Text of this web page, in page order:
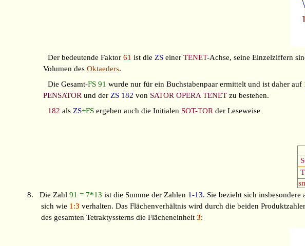
Der bedeutende Faktor61 ist die ZS einerTENET-Achse, seine Einzelziffern
Volumen des Oktaeders.
Die Gesamt-FS 91 wurde nur für ein Buchstabenpaar ermittelt und ist daher auf
PENSATOR und der ZS 182 von SATOR OPERA TENETzu bestehen.
182 als ZS+FS ergeben auch die Initialen SOT-TOR der Leseweise
8.
Die Zahl91 = 7*13 ist die Summe der Zahlen 1-13. Sie bezieht sich insbesondere
sich wie 1 :3 verhalten. Das Flächenverhältnis wird durch die beiden
des gesamten Tetraktyssterns die Flächeneinheit 3: